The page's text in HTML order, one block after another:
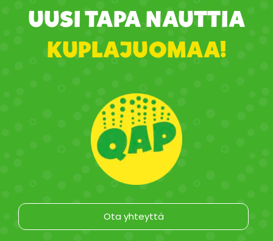
UUSI TAPA NAUTTIA
KUPLAJUOMAA!
Ota yhteyttä